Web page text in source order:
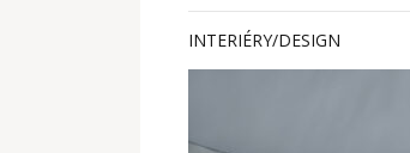
INTERIÉRY/DESIGN